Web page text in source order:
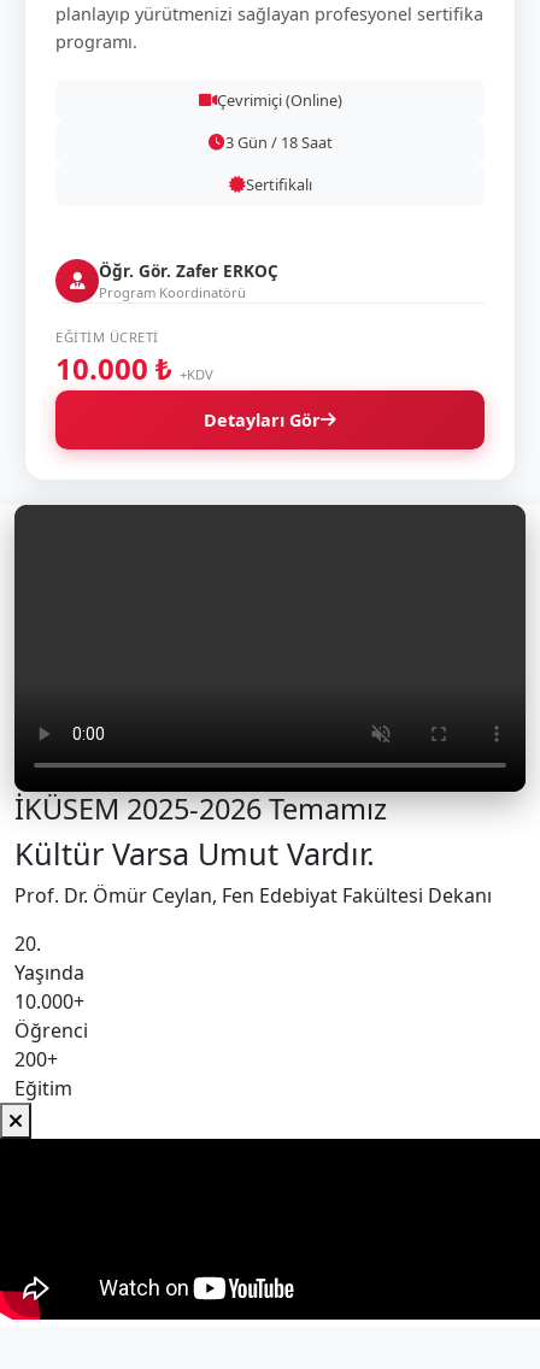
planlayıp yürütmenizi sağlayan profesyonel sertifika
programı.
Çevrimiçi (Online)
3 Gün / 18 Saat
Sertifikalı
Öğr. Gör. Zafer ERKOÇ
Program Koordinatörü
EĞITIM ÜCRETI
10.000 ₺ +KDV
Detayları Gör
İKÜSEM 2025-2026 Temamız
Kültür Varsa Umut Vardır.
Prof. Dr. Ömür Ceylan, Fen Edebiyat Fakültesi Dekanı
20.
Yaşında
10.000+
Öğrenci
200+
Eğitim